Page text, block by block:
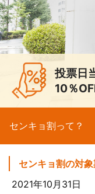
投票日
10％
センキョ割って？
センキョ割の対
2021年10月31日